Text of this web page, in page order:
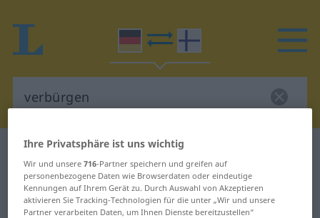
Deutsch-Finnisch Wörterbuch
Deutsch-Finnisch Übersetzung für
"verbürgen"
Ihre Privatsphäre ist uns wichtig
Wir und unsere716-Partner speichern und greifen auf
personenbezogene Daten wie Browserdaten oder eindeutige
Kennungen auf Ihrem Gerät zu. Durch Auswahl von Akzeptieren
aktivieren Sie Tracking-Technologien für die unter „Wir und unsere
Partner verarbeiten Daten, um Ihnen Dienste bereitzustellen“